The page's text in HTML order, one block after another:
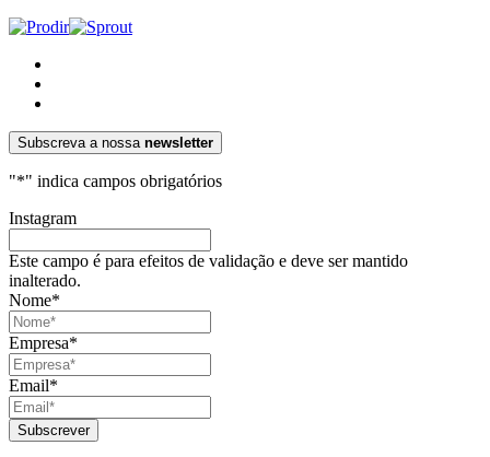
Subscreva a nossa newsletter
"*" indica campos obrigatórios
Instagram
Este campo é para efeitos de validação e deve ser mantido
inalterado.
Nome*
Empresa*
Email*